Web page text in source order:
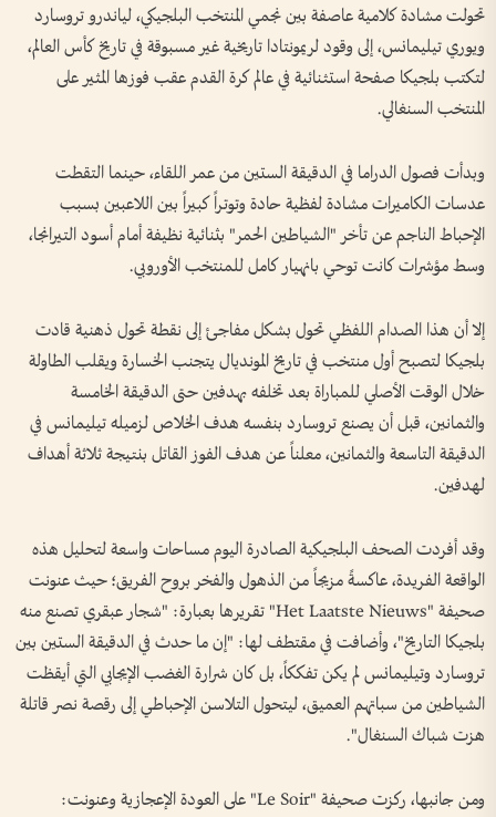
تحولت مشادة كلامية عاصفة بين نجمي المنتخب البلجيكي، لياندرو تروسارد
ويوري تيليمانس، إلى وقود لريمونتادا تاريخية غير مسبوقة في تاريخ كأس العالم،
لتكتب بلجيكا صفحة استثنائية في عالم كرة القدم عقب فوزها المثير على
المنتخب السنغالي.
وبدأت فصول الدراما في الدقيقة الستين من عمر اللقاء، حينما التقطت
عدسات الكاميرات مشادة لفظية حادة وتوتراً كبيراً بين اللاعبين بسبب
الإحباط الناجم عن تأخر "الشياطين الحمر" بثنائية نظيفة أمام أسود التيرانجا،
وسط مؤشرات كانت توحي بانهيار كامل للمنتخب الأوروبي.
إلا أن هذا الصدام اللفظي تحول بشكل مفاجئ إلى نقطة تحول ذهنية قادت
بلجيكا لتصبح أول منتخب في تاريخ المونديال يتجنب الخسارة ويقلب الطاولة
خلال الوقت الأصلي للمباراة بعد تخلفه بهدفين حتى الدقيقة الخامسة
والثمانين، قبل أن يصنع تروسارد بنفسه هدف الخلاص لزميله تيليمانس في
الدقيقة التاسعة والثمانين، معلناً عن هدف الفوز القاتل بنتيجة ثلاثة أهداف
لهدفين.
وقد أفردت الصحف البلجيكية الصادرة اليوم مساحات واسعة لتحليل هذه
الواقعة الفريدة، عاكسةً مزيجاً من الذهول والفخر بروح الفريق؛ حيث عنونت
صحيفة "Het Laatste Nieuws" تقريرها بعبارة: "شجار عبقري تصنع منه
بلجيكا التاريخ"، وأضافت في مقتطف لها: "إن ما حدث في الدقيقة الستين بين
تروسارد وتيليمانس لم يكن تفككاً، بل كان شرارة الغضب الإيجابي التي أيقظت
الشياطين من سباتهم العميق، ليتحول التلاسن الإحباطي إلى رقصة نصر قاتلة
هزت شباك السنغال".
ومن جانبها، ركزت صحيفة "Le Soir" على العودة الإعجازية وعنونت: